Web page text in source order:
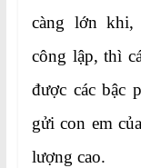
càng lớn khi,
công lập, thì
được các bậc
gửi con em
lượng cao.